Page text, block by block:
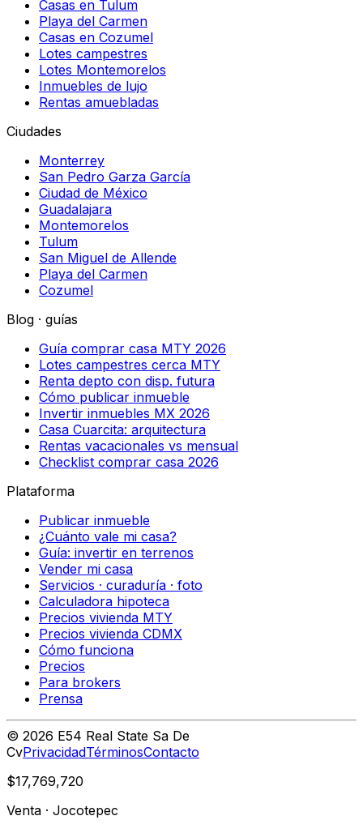
Casas en Tulum
Playa del Carmen
Casas en Cozumel
Lotes campestres
Lotes Montemorelos
Inmuebles de lujo
Rentas amuebladas
Ciudades
Monterrey
San Pedro Garza García
Ciudad de México
Guadalajara
Montemorelos
Tulum
San Miguel de Allende
Playa del Carmen
Cozumel
Blog · guías
Guía comprar casa MTY 2026
Lotes campestres cerca MTY
Renta depto con disp. futura
Cómo publicar inmueble
Invertir inmuebles MX 2026
Casa Cuarcita: arquitectura
Rentas vacacionales vs mensual
Checklist comprar casa 2026
Plataforma
Publicar inmueble
¿Cuánto vale mi casa?
Guía: invertir en terrenos
Vender mi casa
Servicios · curaduría · foto
Calculadora hipoteca
Precios vivienda MTY
Precios vivienda CDMX
Cómo funciona
Precios
Para brokers
Prensa
© 2026 E54 Real State Sa De
CvPrivacidadTérminosContacto
$17,769,720
Venta · Jocotepec